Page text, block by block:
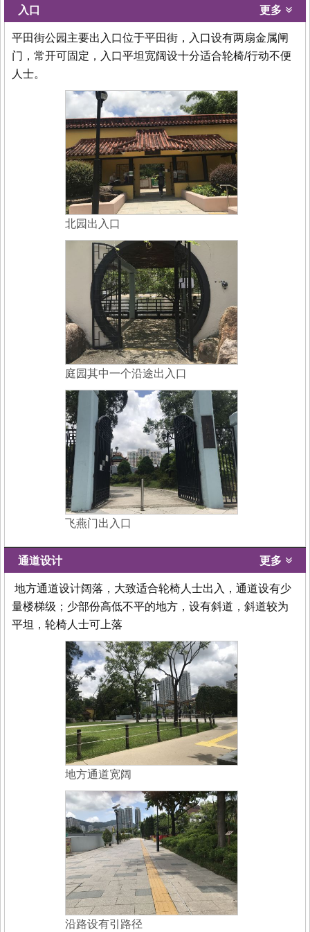
入口 更多
平田街公园主要出入口位于平田街，入口设有两扇金属闸
门，常开可固定，入口平坦宽阔设十分适合轮椅/行动不便
人士。
北园出入口
庭园其中一个沿途出入口
飞燕门出入口
通道设计 更多
地方通道设计阔落，大致适合轮椅人士出入，通道设有少
量楼梯级；少部份高低不平的地方，设有斜道，斜道较为
平坦，轮椅人士可上落
地方通道宽阔
沿路设有引路径